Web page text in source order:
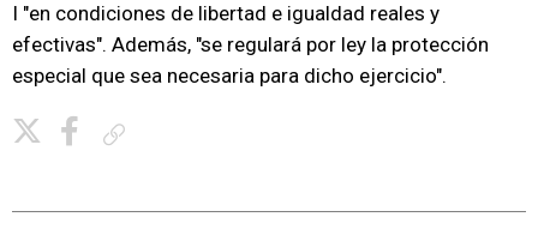
I "en condiciones de libertad e igualdad reales y
efectivas". Además, "se regulará por ley la protección
especial que sea necesaria para dicho ejercicio".